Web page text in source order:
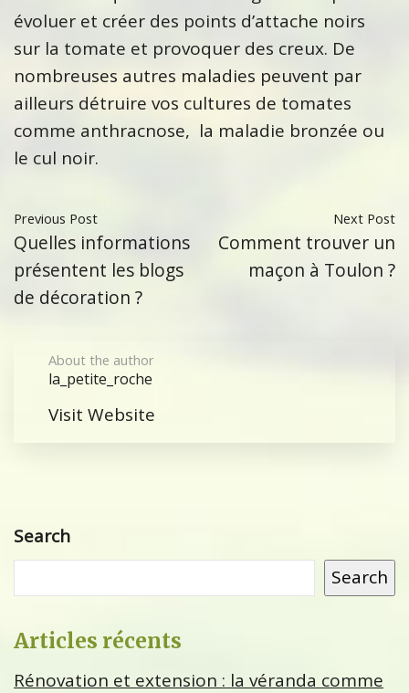
évoluer et créer des points d’attache noirs
sur la tomate et provoquer des creux. De
nombreuses autres maladies peuvent par
ailleurs détruire vos cultures de tomates
comme anthracnose, la maladie bronzée ou
le cul noir.
Previous Post
Quelles informations
présentent les blogs
de décoration ?
Next Post
Comment trouver un
maçon à Toulon ?
About the author
la_petite_roche
Visit Website
Search
Search
Articles récents
Rénovation et extension : la véranda comme